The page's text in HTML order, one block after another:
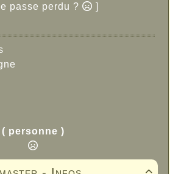
passe perdu ? ]
( personne )
